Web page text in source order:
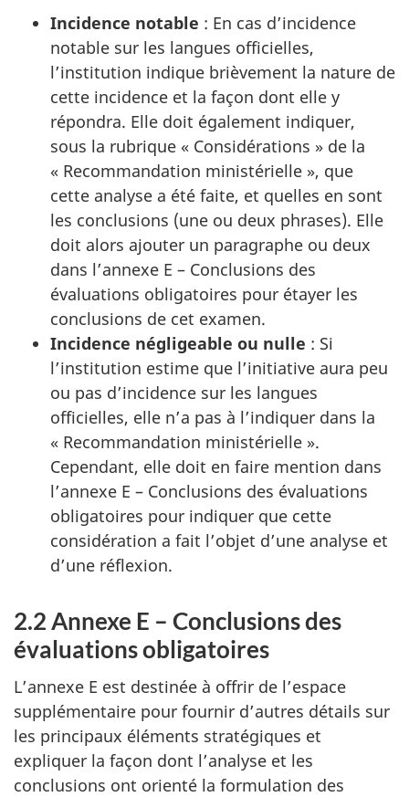
Incidence notable : En cas d’incidence
notable sur les langues officielles,
l’institution indique brièvement la nature de
cette incidence et la façon dont elle y
répondra. Elle doit également indiquer,
sous la rubrique « Considérations » de la
« Recommandation ministérielle », que
cette analyse a été faite, et quelles en sont
les conclusions (une ou deux phrases). Elle
doit alors ajouter un paragraphe ou deux
dans l’annexe E – Conclusions des
évaluations obligatoires pour étayer les
conclusions de cet examen.
Incidence négligeable ou nulle : Si
l’institution estime que l’initiative aura peu
ou pas d’incidence sur les langues
officielles, elle n’a pas à l’indiquer dans la
« Recommandation ministérielle ».
Cependant, elle doit en faire mention dans
l’annexe E – Conclusions des évaluations
obligatoires pour indiquer que cette
considération a fait l’objet d’une analyse et
d’une réflexion.
2.2 Annexe E – Conclusions des
évaluations obligatoires
L’annexe E est destinée à offrir de l’espace
supplémentaire pour fournir d’autres détails sur
les principaux éléments stratégiques et
expliquer la façon dont l’analyse et les
conclusions ont orienté la formulation des